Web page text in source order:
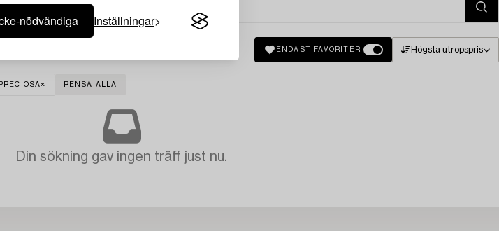
nödvändiga Inställningar
ENDAST FAVORITER Högsta utropspris
RENSA ALLA
Din sökning gav ingen träff just nu.